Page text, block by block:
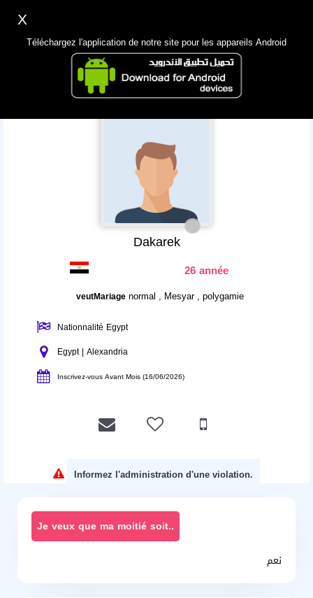
App Mobile
Dakarek
26 année
veutMariagenormal , Mesyar , polygamie
Nationnalité Egypt
Egypt | Alexandria
Inscrivez-vous Avant Mois (16/06/2026)
Informez l'administration d'une violation.
Je veux que ma moitié soit..
نعم
X
Téléchargez l'application de notre site pour les appareils Android